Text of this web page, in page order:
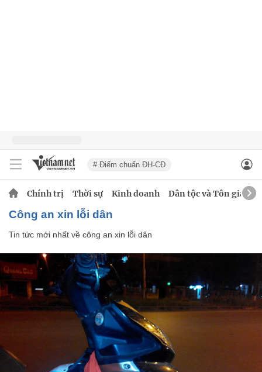
# Điểm chuẩn ĐH-CĐ
Chính trị Thời sự Kinh doanh Dân tộc và Tôn giáo
công an xin lỗi dân
Tin tức mới nhất về công an xin lỗi dân